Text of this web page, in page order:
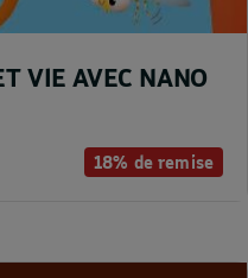
18% de remise
VIE AVEC NANO